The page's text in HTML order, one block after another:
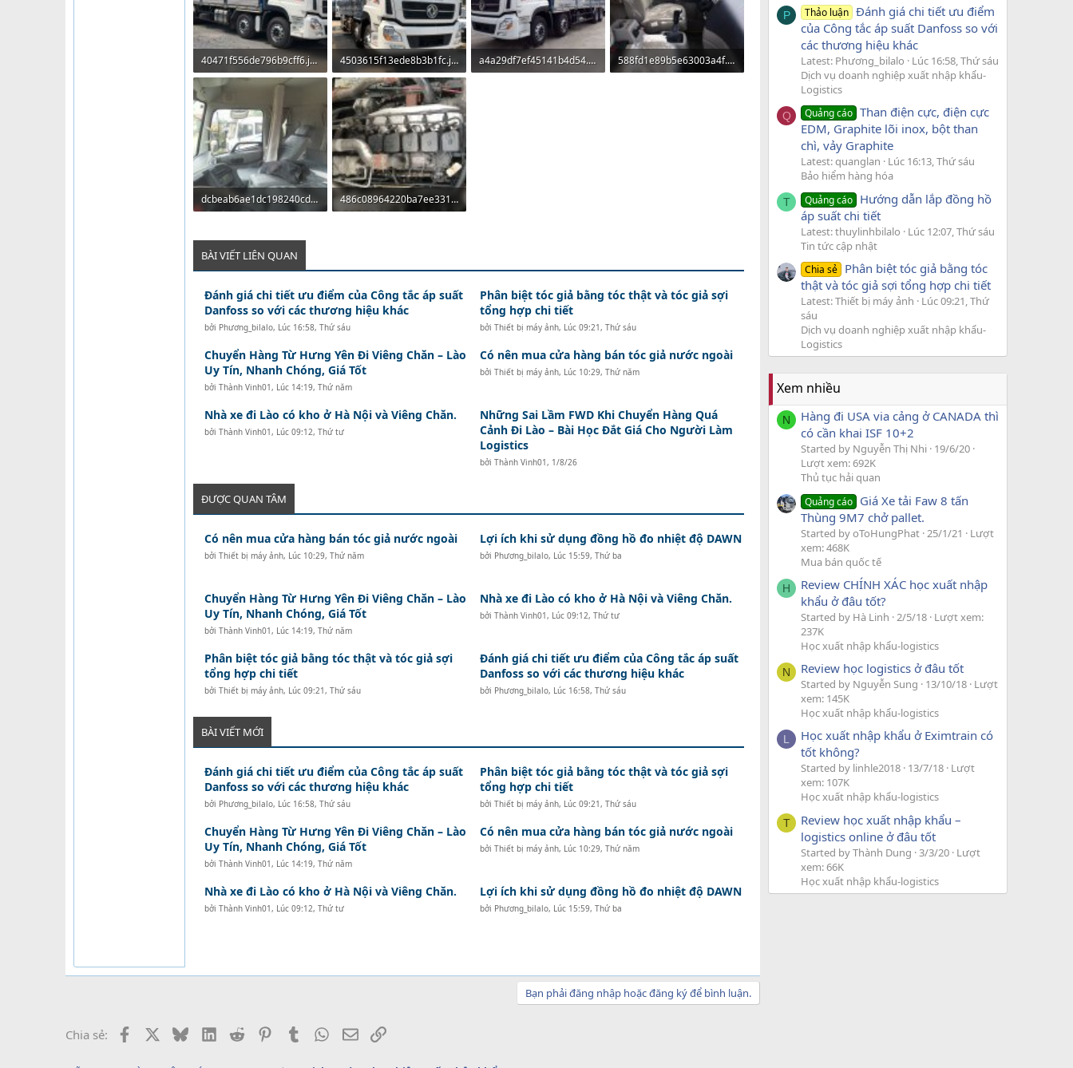
40471f556de796b9cff6.jpg
112 KB · Lượt xem: 139
4503615f13ede8b3b1fc.jpg
87.6 KB · Lượt xem: 139
a4a29df7ef45141b4d54.jpg
588fd1e89b5e63003a4f.jpg
dcbeab6ae1dc198240cd.jpg
486c08964220ba7ee331.jpg
BÀI VIẾT LIÊN QUAN
Đánh giá chi tiết ưu điểm của Công tắc áp suất
Danfoss so với các thương hiệu khác
bởi Phương_bilalo, Lúc 16:58, Thứ sáu
Phân biệt tóc giả bằng tóc thật và tóc giả sợi
tổng hợp chi tiết
bởi Thiết bị máy ảnh, Lúc 09:21, Thứ sáu
Chuyển Hàng Từ Hưng Yên Đi Viêng Chăn – Lào
Uy Tín, Nhanh Chóng, Giá Tốt
bởi Thành Vinh01 , Lúc 14:19, Thứ năm
Có nên mua cửa hàng bán tóc giả nước ngoài
bởi Thiết bị máy ảnh, Lúc 10:29, Thứ năm
Nhà xe đi Lào có kho ở Hà Nội và Viêng Chăn.
bởi Thành Vinh01 , Lúc 09:12, Thứ tư
Những Sai Lầm FWD Khi Chuyển Hàng Quá
Cảnh Đi Lào – Bài Học Đắt Giá Cho Người Làm
Logistics
bởi Thành Vinh01 , 1/8/26
ĐƯỢC QUAN TÂM
Có nên mua cửa hàng bán tóc giả nước ngoài
bởi Thiết bị máy ảnh, Lúc 10:29, Thứ năm
Lợi ích khi sử dụng đồng hồ đo nhiệt độ DAWN
bởi Phương_bilalo, Lúc 15:59, Thứ ba
Chuyển Hàng Từ Hưng Yên Đi Viêng Chăn – Lào
Uy Tín, Nhanh Chóng, Giá Tốt
bởi Thành Vinh01 , Lúc 14:19, Thứ năm
Nhà xe đi Lào có kho ở Hà Nội và Viêng Chăn.
bởi Thành Vinh01 , Lúc 09:12, Thứ tư
Phân biệt tóc giả bằng tóc thật và tóc giả sợi
tổng hợp chi tiết
bởi Thiết bị máy ảnh, Lúc 09:21, Thứ sáu
Đánh giá chi tiết ưu điểm của Công tắc áp suất
Danfoss so với các thương hiệu khác
bởi Phương_bilalo, Lúc 16:58, Thứ sáu
BÀI VIẾT MỚI
Đánh giá chi tiết ưu điểm của Công tắc áp suất
Danfoss so với các thương hiệu khác
bởi Phương_bilalo, Lúc 16:58, Thứ sáu
Phân biệt tóc giả bằng tóc thật và tóc giả sợi
tổng hợp chi tiết
bởi Thiết bị máy ảnh, Lúc 09:21, Thứ sáu
Chuyển Hàng Từ Hưng Yên Đi Viêng Chăn – Lào
Uy Tín, Nhanh Chóng, Giá Tốt
bởi Thành Vinh01 , Lúc 14:19, Thứ năm
Có nên mua cửa hàng bán tóc giả nước ngoài
bởi Thiết bị máy ảnh, Lúc 10:29, Thứ năm
Nhà xe đi Lào có kho ở Hà Nội và Viêng Chăn.
bởi Thành Vinh01 , Lúc 09:12, Thứ tư
Lợi ích khi sử dụng đồng hồ đo nhiệt độ DAWN
bởi Phương_bilalo, Lúc 15:59, Thứ ba
Bạn phải đăng nhập hoặc đăng ký để bình luận.
Chia sẻ: Facebook BlueskyLinkedIn
Reddit PinterestTumblr WhatsApp
EmailLink
P Thảo luận Đánh giá chi tiết ưu điểm
của Công tắc áp suất Danfoss so với
các thương hiệu khác
Latest: Phương_bilalo
Lúc 16:58, Thứ sáu
Dịch vụ doanh nghiệp xuất nhập khẩu-
Logistics
Q Quảng cáo Than điện cực, điện cực
EDM, Graphite lõi inox, bột than
chì, vảy Graphite
Latest: quanglan
Lúc 16:13, Thứ sáu
Bảo hiểm hàng hóa
T Quảng cáo Hướng dẫn lắp đồng hồ
áp suất chi tiết
Latest: thuylinhbilalo
Lúc 12:07, Thứ sáu
Tin tức cập nhật
Chia sẻ Phân biệt tóc giả bằng tóc
thật và tóc giả sợi tổng hợp chi tiết
Latest: Thiết bị máy ảnh
Lúc 09:21, Thứ
sáu
Dịch vụ doanh nghiệp xuất nhập khẩu-
Logistics
Xem nhiều
N
Hàng đi USA via cảng ở CANADA thì
có cần khai ISF 10+2
Started by Nguyễn Thị Nhi 19/6/20
Lượt xem: 692K
Thủ tục hải quan
Quảng cáo Giá Xe tải Faw 8 tấn
Thùng 9M7 chở pallet.
Started by oToHungPhat 25/1/21
Lượt
xem: 468K
Mua bán quốc tế
H
Review CHÍNH XÁC học xuất nhập
khẩu ở đâu tốt?
Started by Hà Linh 2/5/18 Lượt xem:
237K
Học xuất nhập khẩu-logistics
N Review học logistics ở đâu tốt
Started by Nguyễn Sung 13/10/18 Lượt
xem: 145K
Học xuất nhập khẩu-logistics
L
Học xuất nhập khẩu ở Eximtrain có
tốt không?
Started by linhle2018 13/7/18 Lượt
xem: 107K
Học xuất nhập khẩu-logistics
T
Review học xuất nhập khẩu –
logistics online ở đâu tốt
Started by Thành Dung 3/3/20 Lượt
xem: 66K
Học xuất nhập khẩu-logistics